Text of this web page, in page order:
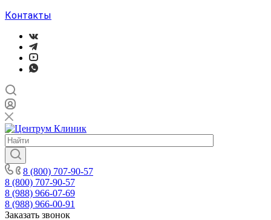
Контакты
8 (800) 707-90-57
8 (800) 707-90-57
8 (988) 966-07-69
8 (988) 966-00-91
Заказать звонок